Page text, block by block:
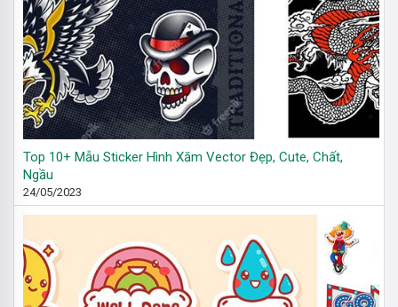
Top 10+ Mẫu Sticker Hình Xăm Vector Đẹp, Cute, Chất,
Ngầu
24/05/2023